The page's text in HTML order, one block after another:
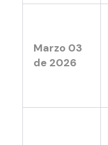
Marzo 03
de 2026